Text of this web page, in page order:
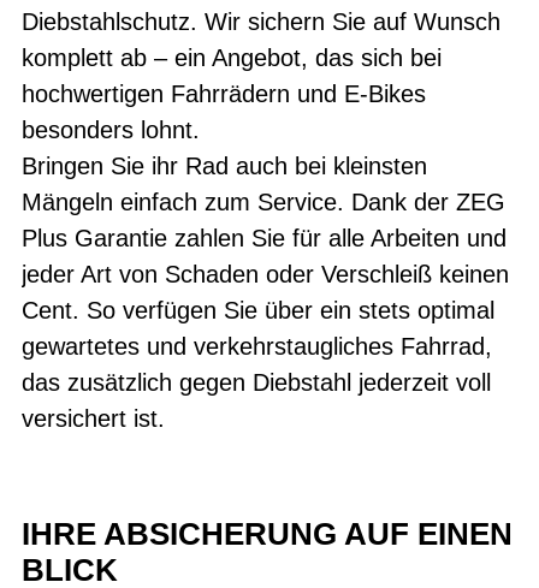
Diebstahlschutz. Wir sichern Sie auf Wunsch
komplett ab – ein Angebot, das sich bei
hochwertigen Fahrrädern und E-Bikes
besonders lohnt.
Bringen Sie ihr Rad auch bei kleinsten
Mängeln einfach zum Service. Dank der ZEG
Plus Garantie zahlen Sie für alle Arbeiten und
jeder Art von Schaden oder Verschleiß keinen
Cent. So verfügen Sie über ein stets optimal
gewartetes und verkehrstaugliches Fahrrad,
das zusätzlich gegen Diebstahl jederzeit voll
versichert ist.
IHRE ABSICHERUNG AUF EINEN
BLICK